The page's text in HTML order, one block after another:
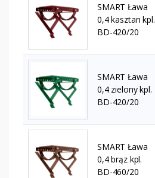
SMART Ława
0,4 kasztan kpl.
BD-420/20
SMART Ława
0,4 zielony kpl.
BD-420/20
SMART Ława
0,4 brąz kpl.
BD-460/20